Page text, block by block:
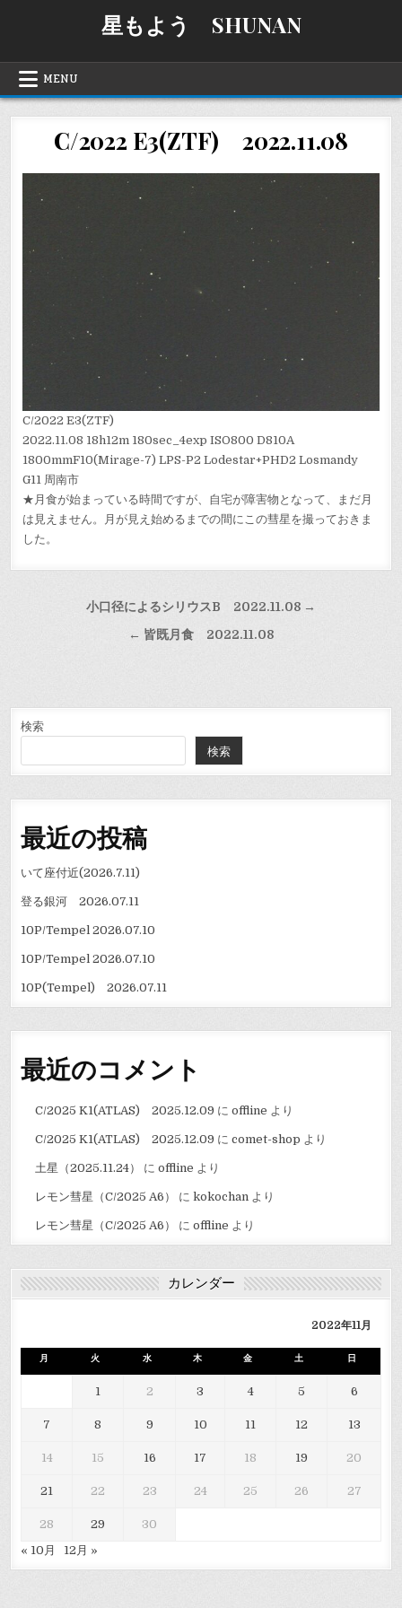
星もよう SHUNAN
MENU
C/2022 E3(ZTF) 2022.11.08
C/2022 E3(ZTF)
2022.11.08 18h12m 180sec_4exp ISO800 D810A
1800mmF10(Mirage-7) LPS-P2 Lodestar+PHD2 Losmandy
G11 周南市
★月食が始まっている時間ですが、自宅が障害物となって、まだ月
は見えません。月が見え始めるまでの間にこの彗星を撮っておきま
した。
ゲ
ー
シ
ョ
ン
小口径によるシリウスB 2022.11.08 →
← 皆既月食 2022.11.08
検索
検索
最近の投稿
いて座付近(2026.7.11)
登る銀河 2026.07.11
10P/Tempel 2026.07.10
10P/Tempel 2026.07.10
10P(Tempel) 2026.07.11
最近のコメント
C/2025 K1(ATLAS) 2025.12.09 に offline より
C/2025 K1(ATLAS) 2025.12.09 に comet-shop より
土星（2025.11.24） に offline より
レモン彗星（C/2025 A6） に kokochanより
レモン彗星（C/2025 A6） に offline より
カレンダー
2022年11月
月 火 水 木 金 土 日
1 2 3 4 5 6
7 8 9 10 11 12 13
14 15 16 17 18 19 20
21 22 23 24 25 26 27
28 29
30
« 10月
12月 »